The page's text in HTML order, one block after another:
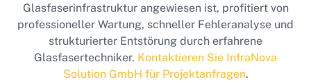
Glasfaserinfrastruktur angewiesen ist, profitiert von
professioneller Wartung, schneller Fehleranalyse und
strukturierter Entstörung durch erfahrene
Glasfasertechniker. Kontaktieren Sie InfraNova
Solution GmbH für Projektanfragen.